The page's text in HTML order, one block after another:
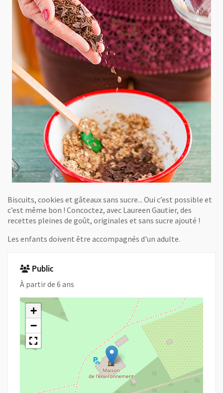
Biscuits, cookies et gâteaux sans sucre... Oui c’est possible et
c’est même bon ! Concoctez, avec Laureen Gautier, des
recettes pleines de goût, originales et sans sucre ajouté !
Les enfants doivent être accompagnés d'un adulte.
Public
À partir de 6 ans
+
−